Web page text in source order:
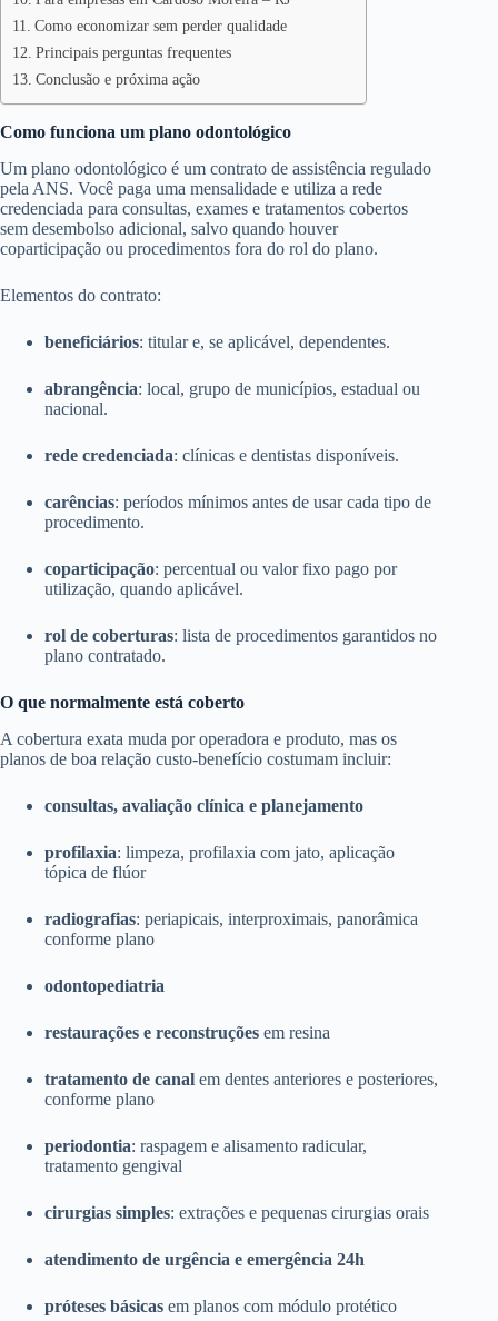
Como economizar sem perder qualidade
Principais perguntas frequentes
Conclusão e próxima ação
Como funciona um plano odontológico
Um plano odontológico é um contrato de assistência regulado
pela ANS. Você paga uma mensalidade e utiliza a rede
credenciada para consultas, exames e tratamentos cobertos
sem desembolso adicional, salvo quando houver
coparticipação ou procedimentos fora do rol do plano.
Elementos do contrato:
beneficiários: titular e, se aplicável, dependentes.
abrangência: local, grupo de municípios, estadual ou
nacional.
rede credenciada: clínicas e dentistas disponíveis.
carências: períodos mínimos antes de usar cada tipo de
procedimento.
coparticipação: percentual ou valor fixo pago por
utilização, quando aplicável.
rol de coberturas: lista de procedimentos garantidos no
plano contratado.
O que normalmente está coberto
A cobertura exata muda por operadora e produto, mas os
planos de boa relação custo-benefício costumam incluir:
consultas, avaliação clínica e planejamento
profilaxia: limpeza, profilaxia com jato, aplicação
tópica de flúor
radiografias: periapicais, interproximais, panorâmica
conforme plano
odontopediatria
restaurações e reconstruções em resina
tratamento de canal em dentes anteriores e posteriores,
conforme plano
periodontia: raspagem e alisamento radicular,
tratamento gengival
cirurgias simples: extrações e pequenas cirurgias orais
atendimento de urgência e emergência 24h
próteses básicas em planos com módulo protético